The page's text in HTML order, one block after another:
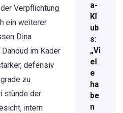
Verpflichtung
ein weiterer
Dina
im Kader
defensiv
zu
stünde der
intern
a-
Kl
ub
s:
„Vi
el
e
ha
be
n